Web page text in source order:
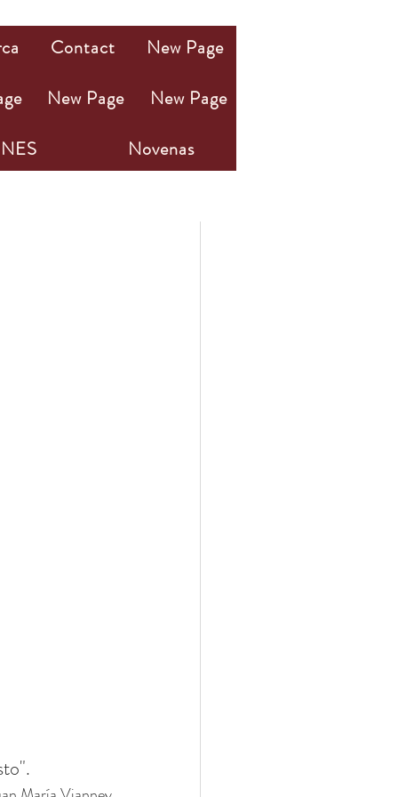
Contact
New Page
New Page
New Page
Novenas